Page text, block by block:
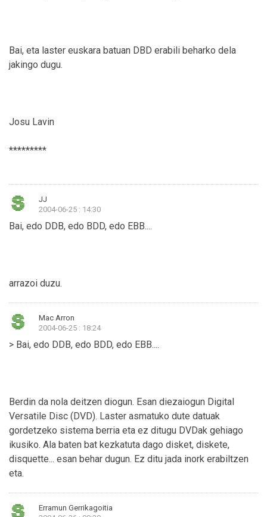
Bai, eta laster euskara batuan DBD erabili beharko dela
jakingo dugu.
Josu Lavin
*********
JJ
2004-06-25 : 14:30
Bai, edo DDB, edo BDD, edo EBB....
arrazoi duzu.
Mac Arron
2004-06-25 : 18:24
> Bai, edo DDB, edo BDD, edo EBB....
Berdin da nola deitzen diogun. Esan diezaiogun Digital
Versatile Disc (DVD). Laster asmatuko dute datuak
gordetzeko sistema berria eta ez ditugu DVDak gehiago
ikusiko. Ala baten bat kezkatuta dago disket, diskete,
disquette... esan behar dugun. Ez ditu jada inork erabiltzen
eta.
Erramun Gerrikagoitia